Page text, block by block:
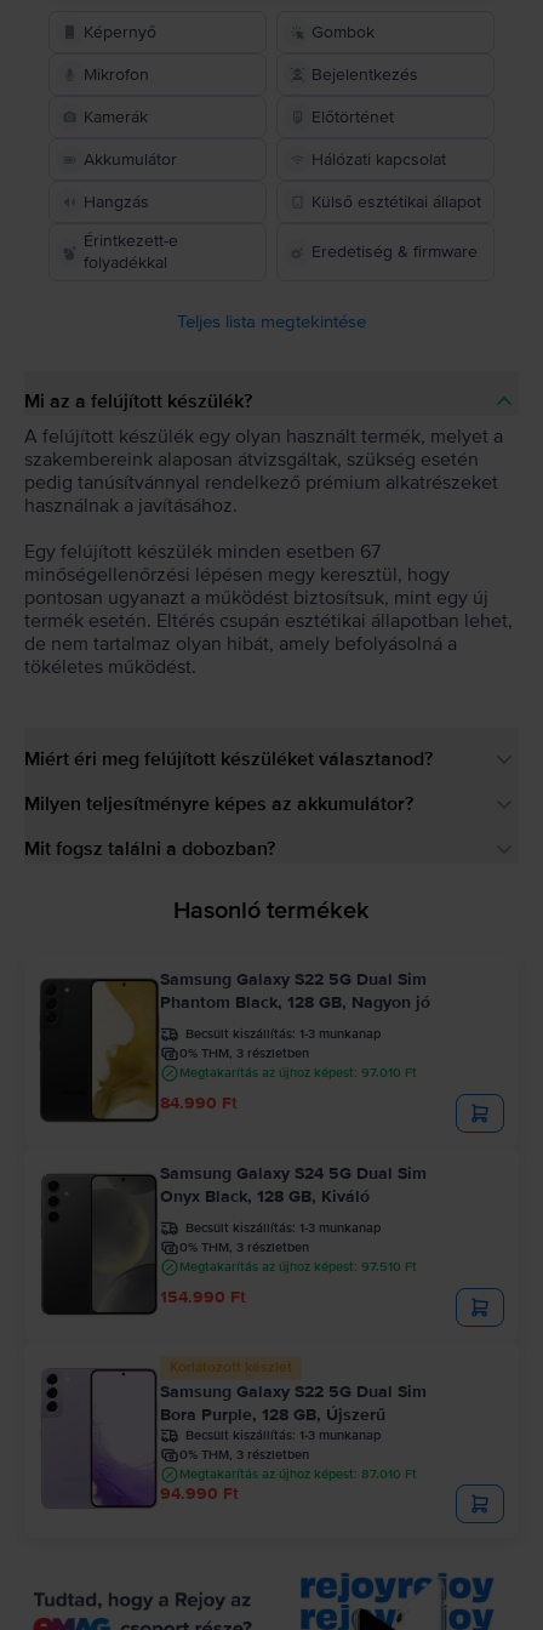
Képernyő Gombok
Mikrofon Bejelentkezés
Kamerák Előtörténet
Akkumulátor Hálózati kapcsolat
Hangzás
Külső esztétikai állapot
Érintkezett-e
folyadékkal
Eredetiség & firmware
Teljes lista megtekintése
Mi az a felújított készülék?
A felújított készülék egy olyan használt termék, melyet a
szakembereink alaposan átvizsgáltak, szükség esetén
pedig tanúsítvánnyal rendelkező prémium alkatrészeket
használnak a javításához.
Egy felújított készülék minden esetben 67
minőségellenőrzési lépésen megy keresztül, hogy
pontosan ugyanazt a működést biztosítsuk, mint egy új
termék esetén. Eltérés csupán esztétikai állapotban lehet,
de nem tartalmaz olyan hibát, amely befolyásolná a
tökéletes működést.
Miért éri meg felújított készüléket választanod?
Milyen teljesítményre képes az akkumulátor?
Mit fogsz találni a dobozban?
Hasonló termékek
Samsung Galaxy S22 5G Dual Sim
Phantom Black, 128 GB, Nagyon jó
Becsült kiszállítás: 1-3 munkanap
0% THM, 3 részletben
Megtakarítás az újhoz képest: 97.010 Ft
84.990 Ft
Samsung Galaxy S24 5G Dual Sim
Onyx Black, 128 GB, Kiváló
Becsült kiszállítás: 1-3 munkanap
0% THM, 3 részletben
Megtakarítás az újhoz képest: 97.510 Ft
154.990 Ft
Korlátozott készlet
Samsung Galaxy S22 5G Dual Sim
Bora Purple, 128 GB, Újszerű
Becsült kiszállítás: 1-3 munkanap
0% THM, 3 részletben
Megtakarítás az újhoz képest: 87.010 Ft
94.990 Ft